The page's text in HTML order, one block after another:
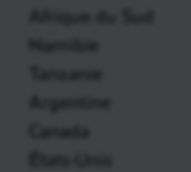
Afrique du Sud
Namibie
Tanzanie
Argentine
Canada
États-Unis